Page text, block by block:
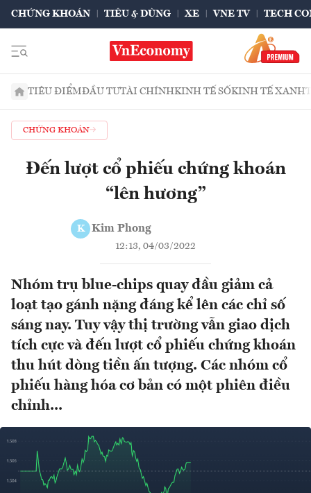
CHỨNG KHOÁN TIÊU & DÙNG XE VNE TV TECH
TIÊU ĐIỂMĐẦU TƯTÀI CHÍNHKINH TẾ SỐKINH TẾ XANH
CHỨNG KHOÁN
Đến lượt cổ phiếu chứng khoán
“lên hương”
K Kim Phong
12:13, 04/03/2022
Nhóm trụ blue-chips quay đầu giảm cả
loạt tạo gánh nặng đáng kể lên các chỉ số
sáng nay. Tuy vậy thị trường vẫn giao dịch
tích cực và đến lượt cổ phiếu chứng khoán
thu hút dòng tiền ấn tượng. Các nhóm cổ
phiếu hàng hóa cơ bản có một phiên điều
chỉnh...